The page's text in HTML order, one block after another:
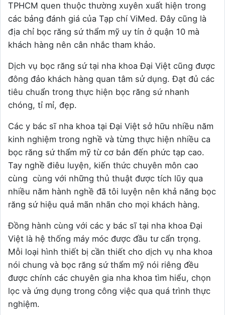
TPHCM quen thuộc thường xuyên xuất hiện trong
các bảng đánh giá của Tạp chí ViMed. Đây cũng là
địa chỉ bọc răng sứ thẩm mỹ uy tín ở quận 10 mà
khách hàng nên cân nhắc tham khảo.
Dịch vụ bọc răng sứ tại nha khoa Đại Việt cũng được
đông đảo khách hàng quan tâm sử dụng. Đạt đủ các
tiêu chuẩn trong thực hiện bọc răng sứ nhanh
chóng, tỉ mỉ, đẹp.
Các y bác sĩ nha khoa tại Đại Việt sở hữu nhiều năm
kinh nghiệm trong nghề và từng thực hiện nhiều ca
bọc răng sứ thẩm mỹ từ cơ bản đến phức tạp cao.
Tay nghề điêu luyện, kiến thức chuyên môn cao
cùng cùng với những thủ thuật được tích lũy qua
nhiều năm hành nghề đã tôi luyện nên khả năng bọc
răng sứ hiệu quả mãn nhãn cho mọi khách hàng.
Đồng hành cùng với các y bác sĩ tại nha khoa Đại
Việt là hệ thống máy móc được đầu tư cẩn trọng.
Mỗi loại hình thiết bị cần thiết cho dịch vụ nha khoa
nói chung và bọc răng sứ thẩm mỹ nói riêng đều
được chính các chuyên gia nha khoa tìm hiểu, chọn
lọc và ứng dụng trong công việc qua quá trình thực
nghiệm.